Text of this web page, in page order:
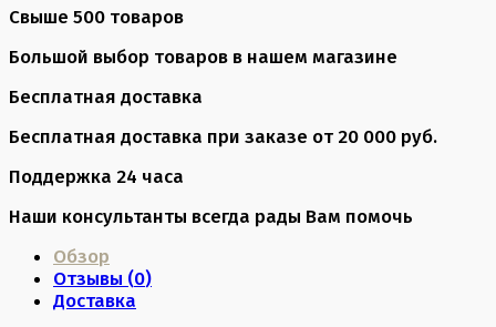
Свыше 500 товаров
Большой выбор товаров в нашем магазине
Бесплатная доставка
Бесплатная доставка при заказе от 20 000 руб.
Поддержка 24 часа
Наши консультанты всегда рады Вам помочь
Обзор
Отзывы (0)
Доставка